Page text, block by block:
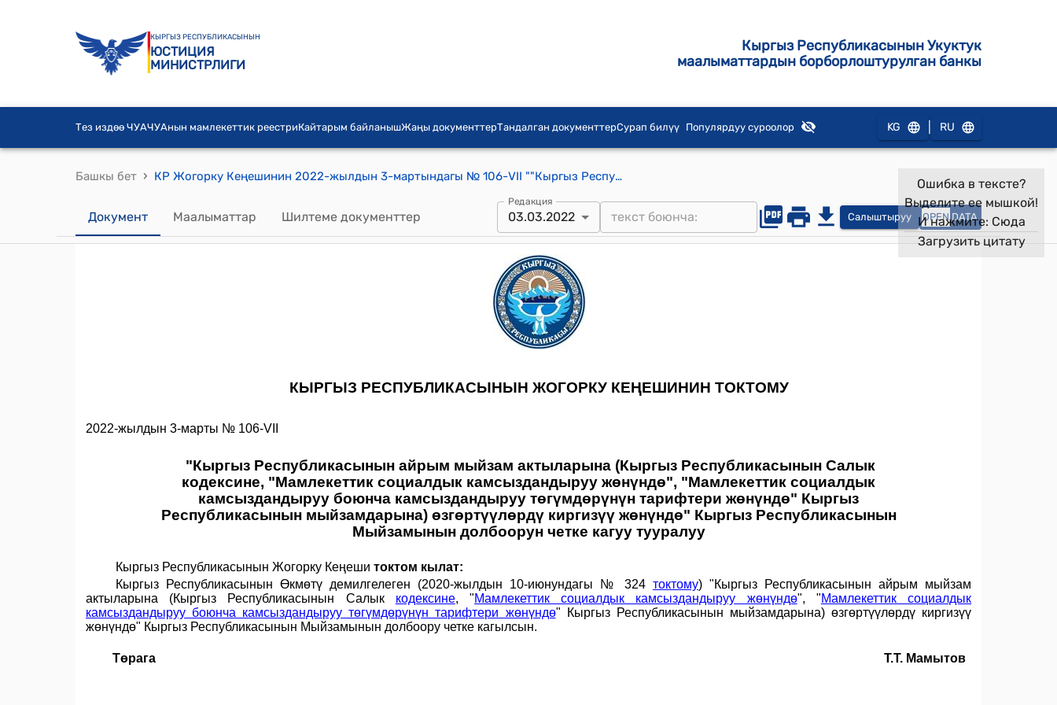
КЫРГЫЗ РЕСПУБЛИКАСЫНЫН
ЮСТИЦИЯ
МИНИСТРЛИГИ
Кыргыз Республикасынын Укуктук
маалыматтардын борборлоштурулган банкы
Тез издөө ЧУАЧУАнын мамлекеттик реестриКайтарым байланышЖаңы документтерТандалган документтерСурап билүү Популярдуу суроолор KG RU
Башкы бет › КР Жогорку Кеңешинин 2022-жылдын 3-мартындагы № 106-VII ""Кыргыз Республикасынын айрым мыйзам актыларына (Кыргыз Республикасынын Салык кодексине, "Мамлекеттик социалдык камсыздандыруу жөнүндө", "Мамлекеттик социалдык камсыздандыруу боюнча камсыздандыруу төгүмдөрүнүн тарифтери жөнүндө" Кыргыз Республикасынын мыйзамдарына) өзгөртүүлөрдү киргизүү жөнүндө" Кыргыз Республикасынын Мыйзамынын долбоорун четке кагуу тууралуу" токтому
Документ Маалыматтар Шилтеме документтер
Редакция
03.03.2022 Салыштыруу OPEN DATA
Ошибка в тексте?
Выделите ее мышкой!
И нажмите: Сюда
Загрузить цитату